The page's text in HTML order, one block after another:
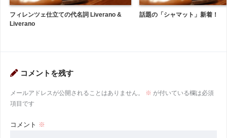
フィレンツェ仕立ての代名詞 Liverano &
Liverano
話題の「シャマット」新着！
コメントを残す
メールアドレスが公開されることはありません。 ※ が付いている欄は必須
項目です
コメント ※